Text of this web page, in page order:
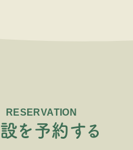
RESERVATION
設を予約する